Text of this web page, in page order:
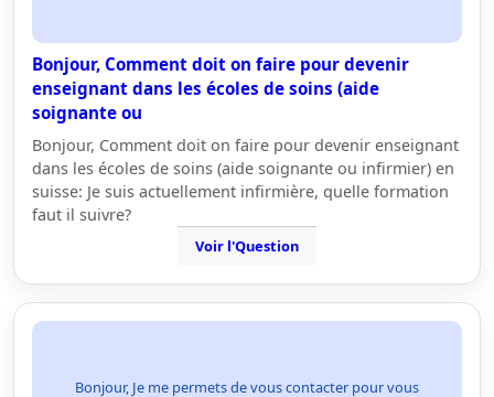
Bonjour, Comment doit on faire pour devenir
enseignant dans les écoles de soins (aide
soignante ou
Bonjour, Comment doit on faire pour devenir enseignant
dans les écoles de soins (aide soignante ou infirmier) en
suisse: Je suis actuellement infirmière, quelle formation
faut il suivre?
Voir l'Question
Bonjour, Je me permets de vous contacter pour vous